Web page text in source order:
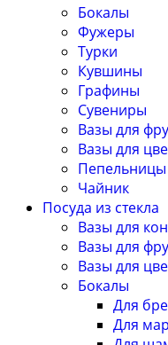
Бокалы
Фужеры
Турки
Кувшины
Графины
Сувениры
Вазы для
Вазы для
Пепельницы
Чайник
Посуда из стекла
Вазы для
Вазы для
Вазы для
Бокалы
Для
Для